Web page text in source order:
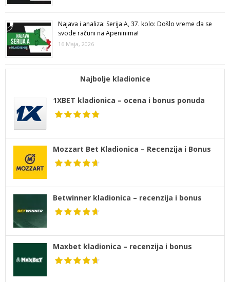
Najava i analiza: Serija A, 37. kolo: Došlo vreme da se
svode računi na Apeninima!
16 Maja, 2026
Najbolje kladionice
1XBET kladionica – ocena i bonus ponuda
Mozzart Bet Kladionica – Recenzija i Bonus
Betwinner kladionica – recenzija i bonus
Maxbet kladionica – recenzija i bonus